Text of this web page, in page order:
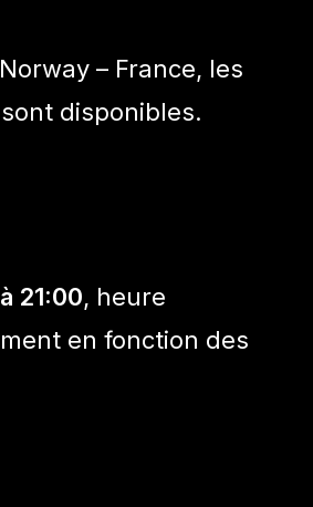
– France, les
disponibles.
21:00, heure
en fonction des